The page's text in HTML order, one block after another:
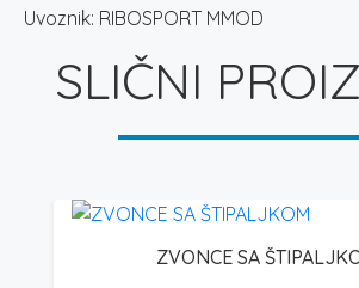
Uvoznik: RIBOSPORT MMOD
SLIČNI
ZVONCE SA